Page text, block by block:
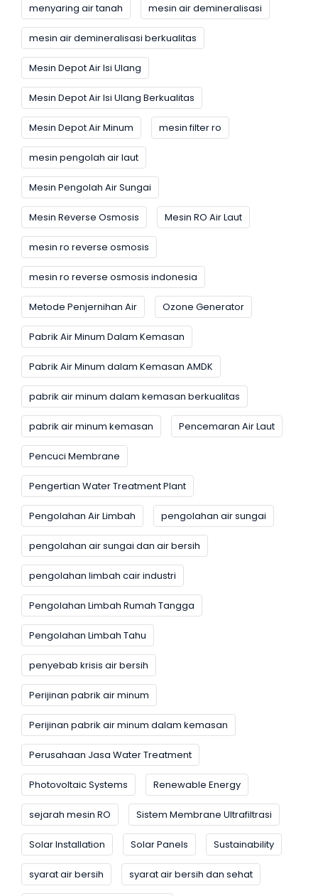
menyaring air tanah mesin air demineralisasi
mesin air demineralisasi berkualitas
Mesin Depot Air Isi Ulang
Mesin Depot Air Isi Ulang Berkualitas
Mesin Depot Air Minum mesin filter ro
mesin pengolah air laut
Mesin Pengolah Air Sungai
Mesin Reverse Osmosis Mesin RO Air Laut
mesin ro reverse osmosis
mesin ro reverse osmosis indonesia
Metode Penjernihan Air Ozone Generator
Pabrik Air Minum Dalam Kemasan
Pabrik Air Minum dalam Kemasan AMDK
pabrik air minum dalam kemasan berkualitas
pabrik air minum kemasan Pencemaran Air Laut
Pencuci Membrane
Pengertian Water Treatment Plant
Pengolahan Air Limbah pengolahan air sungai
pengolahan air sungai dan air bersih
pengolahan limbah cair industri
Pengolahan Limbah Rumah Tangga
Pengolahan Limbah Tahu
penyebab krisis air bersih
Perijinan pabrik air minum
Perijinan pabrik air minum dalam kemasan
Perusahaan Jasa Water Treatment
Photovoltaic Systems Renewable Energy
sejarah mesin RO Sistem Membrane Ultrafiltrasi
Solar Installation Solar Panels Sustainability
syarat air bersih syarat air bersih dan sehat